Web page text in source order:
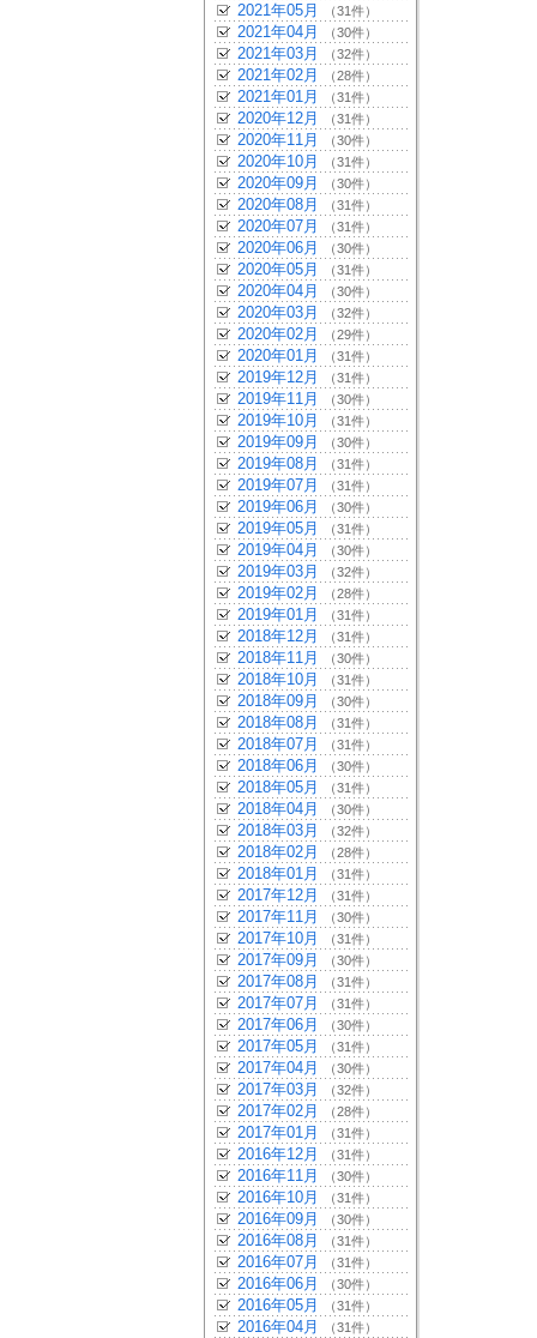
2021年05月 （31件）
2021年04月 （30件）
2021年03月 （32件）
2021年02月 （28件）
2021年01月 （31件）
2020年12月 （31件）
2020年11月 （30件）
2020年10月 （31件）
2020年09月 （30件）
2020年08月 （31件）
2020年07月 （31件）
2020年06月 （30件）
2020年05月 （31件）
2020年04月 （30件）
2020年03月 （32件）
2020年02月 （29件）
2020年01月 （31件）
2019年12月 （31件）
2019年11月 （30件）
2019年10月 （31件）
2019年09月 （30件）
2019年08月 （31件）
2019年07月 （31件）
2019年06月 （30件）
2019年05月 （31件）
2019年04月 （30件）
2019年03月 （32件）
2019年02月 （28件）
2019年01月 （31件）
2018年12月 （31件）
2018年11月 （30件）
2018年10月 （31件）
2018年09月 （30件）
2018年08月 （31件）
2018年07月 （31件）
2018年06月 （30件）
2018年05月 （31件）
2018年04月 （30件）
2018年03月 （32件）
2018年02月 （28件）
2018年01月 （31件）
2017年12月 （31件）
2017年11月 （30件）
2017年10月 （31件）
2017年09月 （30件）
2017年08月 （31件）
2017年07月 （31件）
2017年06月 （30件）
2017年05月 （31件）
2017年04月 （30件）
2017年03月 （32件）
2017年02月 （28件）
2017年01月 （31件）
2016年12月 （31件）
2016年11月 （30件）
2016年10月 （31件）
2016年09月 （30件）
2016年08月 （31件）
2016年07月 （31件）
2016年06月 （30件）
2016年05月 （31件）
2016年04月 （31件）